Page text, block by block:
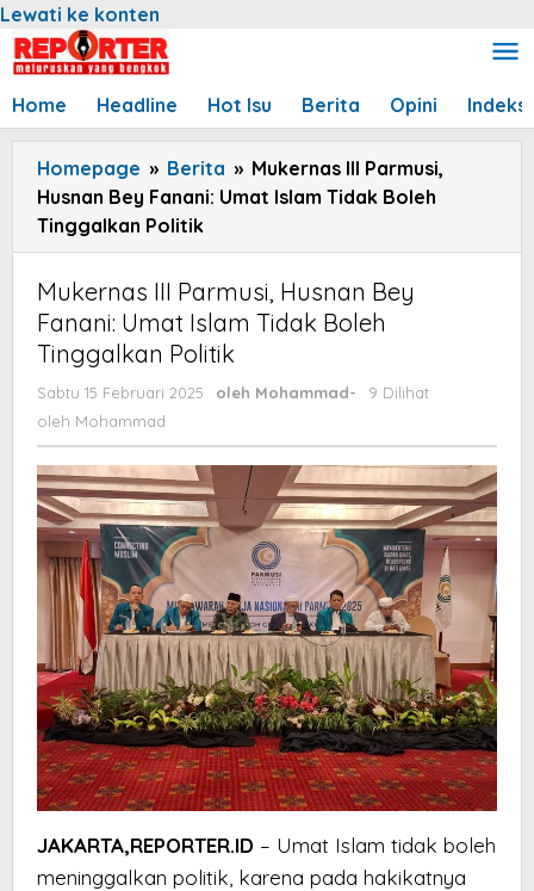
Lewati ke konten
Home Headline Hot Isu Berita Opini Indeks
Homepage » Berita » Mukernas III Parmusi,
Husnan Bey Fanani: Umat Islam Tidak Boleh
Tinggalkan Politik
Mukernas III Parmusi, Husnan Bey
Fanani: Umat Islam Tidak Boleh
Tinggalkan Politik
Sabtu 15 Februari 2025 oleh Mohammad-
9 Dilihat
oleh Mohammad
JAKARTA,REPORTER.ID – Umat Islam tidak boleh
meninggalkan politik, karena pada hakikatnya